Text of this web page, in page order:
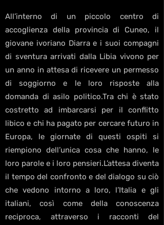
All’interno di un piccolo centro di
accoglienza della provincia di Cuneo, il
giovane ivoriano Diarra e i suoi compagni
di sventura arrivati dalla Libia vivono per
un anno in attesa di ricevere un permesso
di soggiorno e le loro risposte alla
domanda di asilo politico.Tra chi è stato
costretto ad imbarcarsi per il conflitto
libico e chi ha pagato per cercare futuro in
Europa, le giornate di questi ospiti si
riempiono dell’unica cosa che hanno, le
loro parole e i loro pensieri.L’attesa diventa
il tempo del confronto e del dialogo su ciò
che vedono intorno a loro, l’Italia e gli
italiani, così come della conoscenza
reciproca, attraverso i racconti del